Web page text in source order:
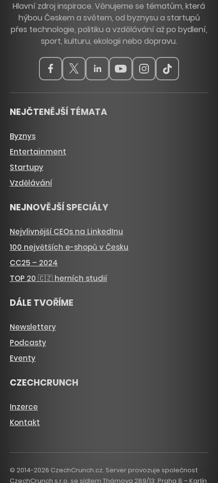
Hlavní zdroj inspirace. Věnujeme se tématům, která
hýbou Českem a světem, od byznysu a startupů
přes technologie, politiku a vzdělávání až po bydlení,
sport, kulturu, ekologii nebo dopravu.
NEJČTENĚJŠÍ TÉMATA
Byznys
Entertainment
Startupy
Vzdělávání
NEJNOVĚJŠÍ SPECIÁLY
Nejvlivnější CEOs na LinkedInu
100 největších e-shopů v Česku
CC25 – 2024
TOP 20 🇨🇿 herních studií
DÁLE TVOŘÍME
Newslettery
Podcasty
Eventy
CZECHCRUNCH
Inzerce
Kontakt
© 2014-2026 CzechCrunch.cz. Server provozuje společnost
CzechCrunch s.r.o. se sídlem Thámova 289/13, Praha 8 – Karlín,